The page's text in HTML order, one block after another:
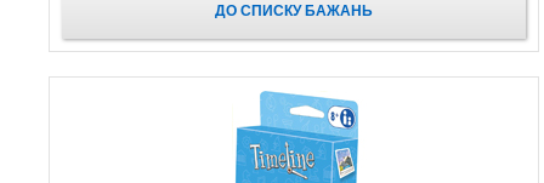
ДО СПИСКУ БАЖАНЬ